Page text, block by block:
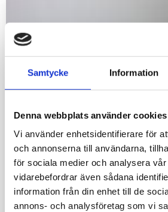
Samtycke Information
Denna webbplats använder cookies
Vi använder enhetsidentifierare för
och annonserna till användarna,
för sociala medier och analysera
vidarebefordrar även sådana
information från din enhet till de
annons- och analysföretag som vi